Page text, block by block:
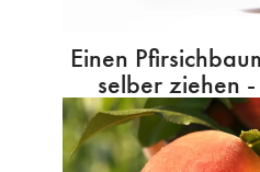
Einen
selber ziehen